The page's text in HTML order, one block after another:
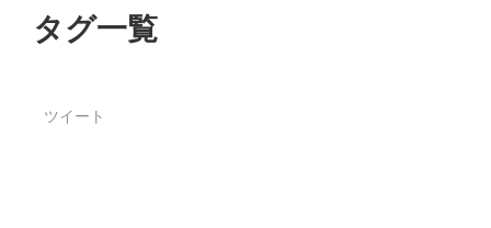
タグ一覧
ツイート